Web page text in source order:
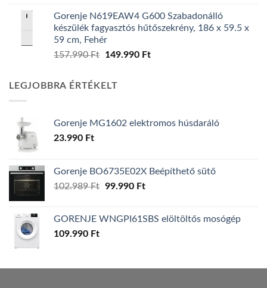
was:
139.990 Ft.
is:
119.990 Ft.
Gorenje N619EAW4 G600 Szabadonálló
készülék fagyasztós hűtőszekrény, 186 x 59.5 x
59 cm, Fehér
157.990Ft
Original
157.990 Ft.
149.990 FtCurrent
LEGJOBBRA ÉRTÉKELT
Gorenje MG1602 elektromos húsdaráló
23.990 Ft
Gorenje BO6735E02X Beépíthető sütő
102.989Ft Original
102.989 Ft.
99.990 FtCurrent
99.990 Ft.
GORENJE WNGPI61SBS elöltöltős mosógép
109.990 Ft